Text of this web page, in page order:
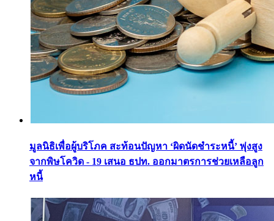
มูลนิธิเพื่อผู้บริโภค สะท้อนปัญหา ‘ผิดนัดชำระหนี้’ พุ่งสูง
จากพิษโควิด - 19 เสนอ ธปท. ออกมาตรการช่วยเหลือลูก
หนี้